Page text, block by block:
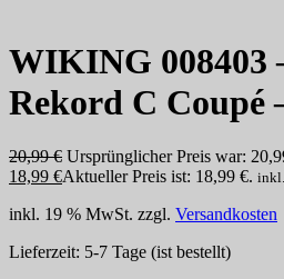
WIKING 008403
Rekord C Coupé
20,99€ Ursprünglicher Preis war:
18,99 €Aktueller Preis ist: 18,99 €.
inkl. 19 % MwSt. zzgl. Versandkosten
Lieferzeit: 5-7 Tage (ist bestellt)